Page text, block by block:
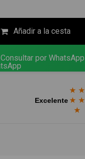
Añadir a la cesta
Consultar por WhatsApp
Excelente
★ ★
★ ★
★